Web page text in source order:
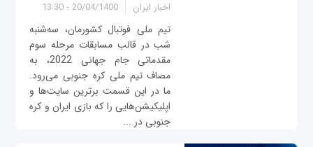
اخبار ایران 20/04/1400 - 13:30
تیم ملی فوتبال کشورمان، سه‌شنبه
شب در قالب مسابقات مرحله سوم
مقدماتی جام جهانی 2022، به
مصاف تیم ملی کره جنوبی می‌رود.
ما در این قسمت برترین سایت‌ها و
اپلیکیشن‌هایی را که بازی ایران و کره
جنوبی در ...